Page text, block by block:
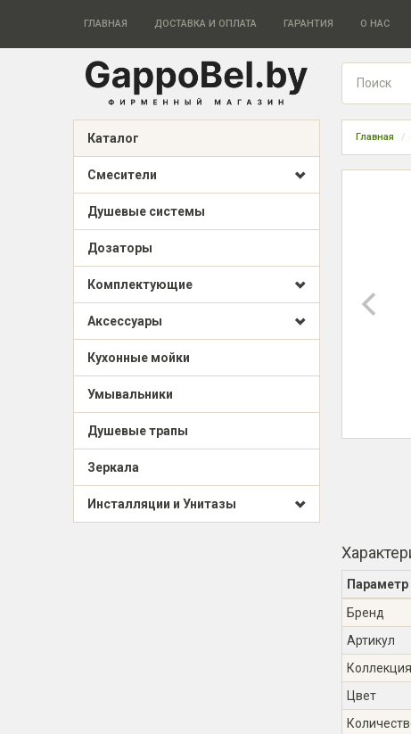
ГЛАВНАЯ ДОСТАВКА И ОПЛАТА ГАРАНТИЯ О НАС
Каталог
Смесители
Душевые системы
Дозаторы
Комплектующие
Аксессуары
Кухонные мойки
Умывальники
Душевые трапы
Зеркала
Инсталляции и Унитазы
Главная
Параметр
Бренд
Артикул
Коллекция
Цвет